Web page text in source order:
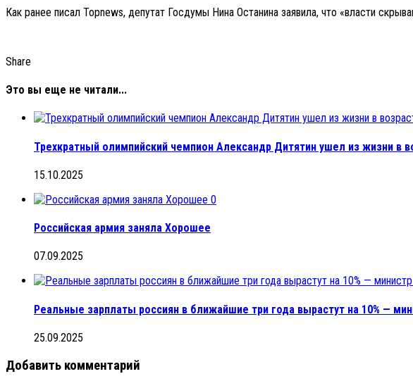
Как ранее писал Topnews, депутат Госдумы Нина Останина заявила, что «власти
Share
Это вы еще не читали...
Трехкратный олимпийский чемпион Александр Дитятин ушел из жизни в
15.10.2025
0
Российская армия заняла Хорошее
07.09.2025
Реальные зарплаты россиян в ближайшие три года вырастут на 10% —
25.09.2025
Добавить комментарий